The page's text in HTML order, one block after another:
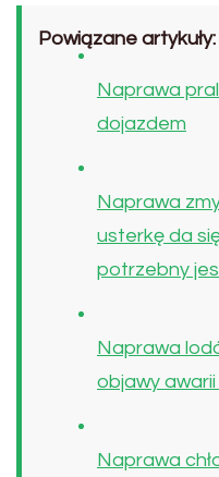
Powiązane artykuły:
Naprawa
dojazdem
Naprawa
usterkę da
potrzebny
Naprawa
objawy awarii
Naprawa